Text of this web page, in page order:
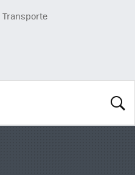
Transporte